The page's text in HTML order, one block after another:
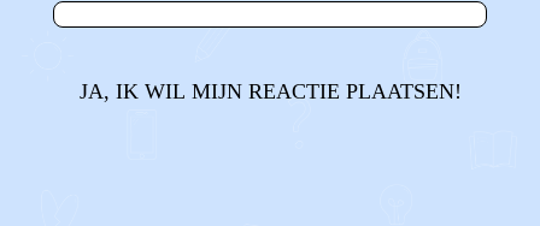
JA, IK WIL MIJN REACTIE PLAATSEN!